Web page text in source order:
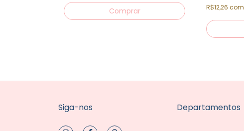
R$12,26com
Siga-nos Departamentos